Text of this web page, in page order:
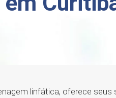
linfática, oferece seus